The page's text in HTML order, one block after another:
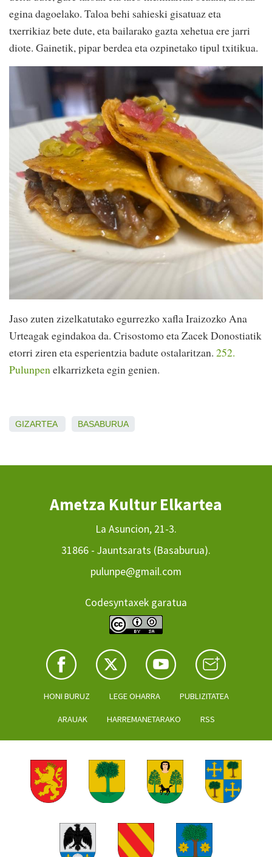
egina dagoelako. Taloa behi sahieski gisatuaz eta
txerrikiaz bete dute, eta bailarako gazta xehetua ere jarri
diote. Gainetik, pipar berdea eta ozpinetako tipul txitikua.
Jaso zuten zizelkatutako egurrezko xafla Iraizozko Ana
Urteagak egindakoa da. Crisostomo eta Zacek Donostiatik
etorri ziren eta esperientzia badute ostalaritzan. 252.
Pulunpenelkarrizketa egin genien.
GIZARTEA BASABURUA
Ametza Kultur Elkartea
La Asuncion, 21-3.
31866 - Jauntsarats (Basaburua).
pulunpe@gmail.com
Codesyntaxek garatua
HONI BURUZ LEGE OHARRA PUBLIZITATEA
ARAUAK HARREMANETARAKO RSS